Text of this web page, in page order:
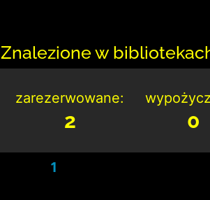
Znalezione w
zarezerwowane:
2 0
1